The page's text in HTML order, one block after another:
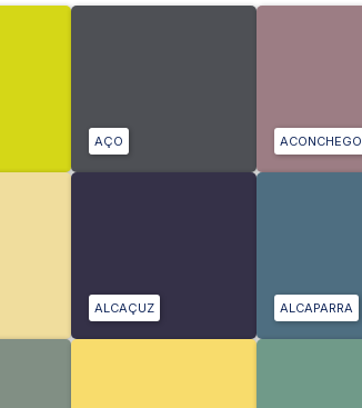
AÇO ACONCHEGO
ALCAÇUZ ALCAPARRA